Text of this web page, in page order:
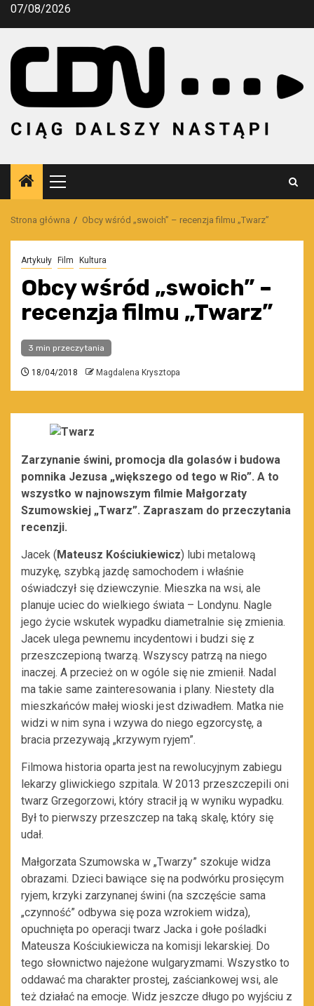
Przejdź
07/08/2026
Menu
główne
Strona główna Obcy wśród „swoich” – recenzja filmu „Twarz”
Artykuły Film Kultura
Obcy wśród „swoich” –
recenzja filmu „Twarz”
3 min przeczytania
18/04/2018 Magdalena Krysztopa
Zarzynanie świni, promocja dla golasów i budowa
pomnika Jezusa „większego od tego w Rio”. A to
wszystko w najnowszym filmie Małgorzaty
Szumowskiej „Twarz”. Zapraszam do przeczytania
recenzji.
Jacek ( Mateusz Kościukiewicz) lubi metalową
muzykę, szybką jazdę samochodem i właśnie
oświadczył się dziewczynie. Mieszka na wsi, ale
planuje uciec do wielkiego świata – Londynu. Nagle
jego życie wskutek wypadku diametralnie się zmienia.
Jacek ulega pewnemu incydentowi i budzi się z
przeszczepioną twarzą. Wszyscy patrzą na niego
inaczej. A przecież on w ogóle się nie zmienił. Nadal
ma takie same zainteresowania i plany. Niestety dla
mieszkańców małej wioski jest dziwadłem. Matka nie
widzi w nim syna i wzywa do niego egzorcystę, a
bracia przezywają „krzywym ryjem”.
Filmowa historia oparta jest na rewolucyjnym zabiegu
lekarzy gliwickiego szpitala. W 2013 przeszczepili oni
twarz Grzegorzowi, który stracił ją w wyniku wypadku.
Był to pierwszy przeszczep na taką skalę, który się
udał.
Małgorzata Szumowska w „Twarzy” szokuje widza
obrazami. Dzieci bawiące się na podwórku prosięcym
ryjem, krzyki zarzynanej świni (na szczęście sama
„czynność” odbywa się poza wzrokiem widza),
opuchnięta po operacji twarz Jacka i gołe pośladki
Mateusza Kościukiewicza na komisji lekarskiej. Do
tego słownictwo najeżone wulgaryzmami. Wszystko to
oddawać ma charakter prostej, zaściankowej wsi, ale
też działać na emocje. Widz jeszcze długo po wyjściu z